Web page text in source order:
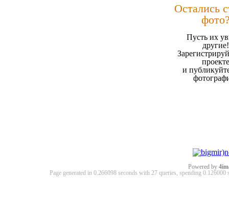
Остались
Пусть их
другие!
проекте
и
Powered by
Page generated in 0.266098 seconds with 27 queries, spending